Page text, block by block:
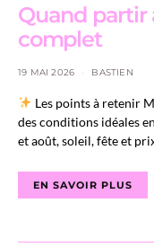
Quand partir
complet
19 MAI 2026 BASTIEN
Les points à retenir
des conditions idéales
et août, soleil, fête et
EN SAVOIR PLUS